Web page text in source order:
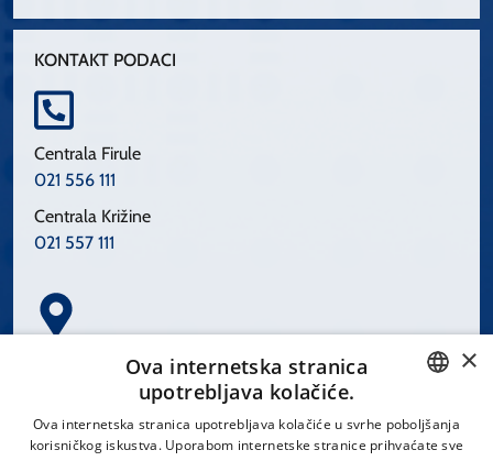
KONTAKT PODACI
Centrala Firule
021 556 111
Centrala Križine
021 557 111
Spinčićeva 1, 21000 Split
CROATIAN
×
Ova internetska stranica
upotrebljava kolačiće.
Ova internetska stranica upotrebljava kolačiće u svrhe poboljšanja
korisničkog iskustva. Uporabom internetske stranice prihvaćate sve